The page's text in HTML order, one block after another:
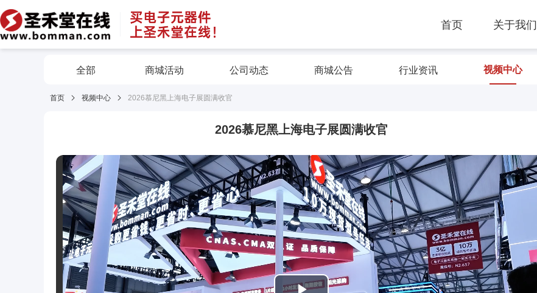
首页 关于我们
全部 商城活动 公司动态 商城公告 行业资讯 视频中心
首页 视频中心 2026慕尼黑上海电子展圆满收官
2026慕尼黑上海电子展圆满收官